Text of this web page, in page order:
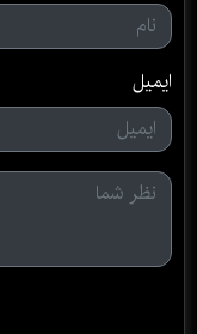
ایمیل